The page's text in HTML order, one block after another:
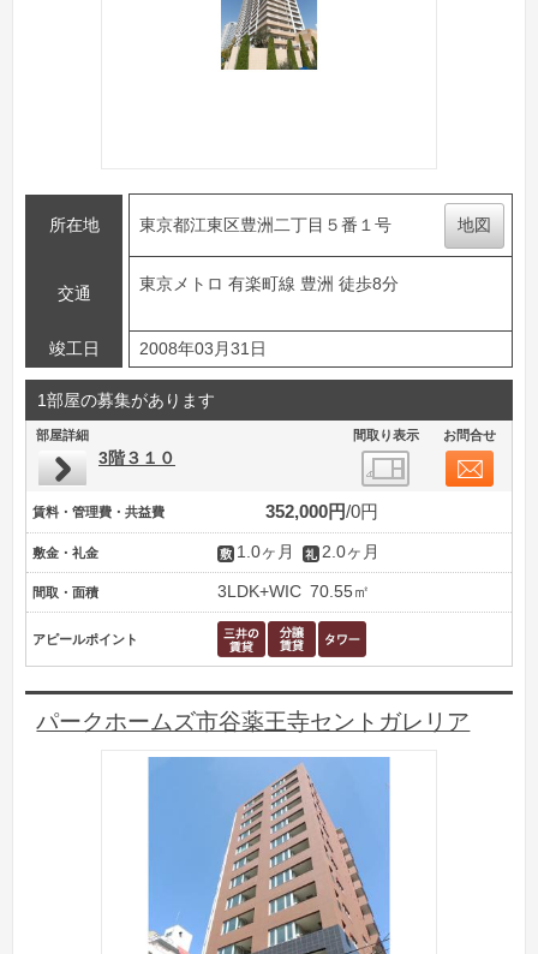
所在地 東京都江東区豊洲二丁目５番１号 地図
交通
東京メトロ 有楽町線 豊洲 徒歩8分
竣工日 2008年03月31日
1部屋の募集があります
部屋詳細 間取り表示 お問合せ
3階３１０
賃料・管理費・共益費 352,000円 0円
敷金・礼金 1.0ヶ月 2.0ヶ月
間取・面積 3LDK+WIC 70.55㎡
アピールポイント
パークホームズ市谷薬王寺セントガレリア